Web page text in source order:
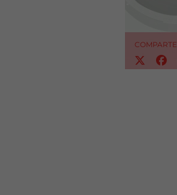
COMPARTE